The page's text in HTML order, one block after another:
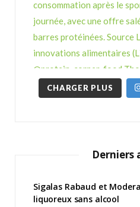
CHARGER PLUS
Derniers
Sigalas Rabaud et
liquoreux sans alcool